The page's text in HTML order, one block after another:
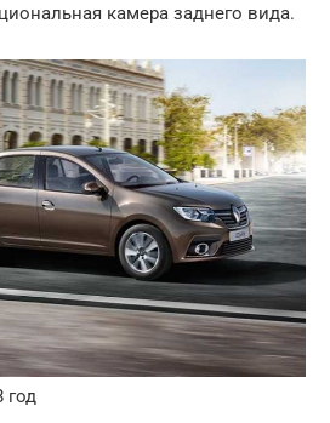
камера заднего вида.
год